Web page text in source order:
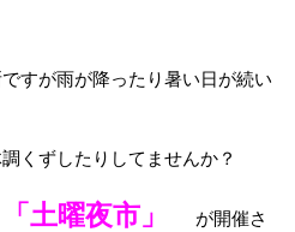
が雨が降ったり暑い日が続い
ずしたりしてませんか？
「土曜夜市」
が開催さ